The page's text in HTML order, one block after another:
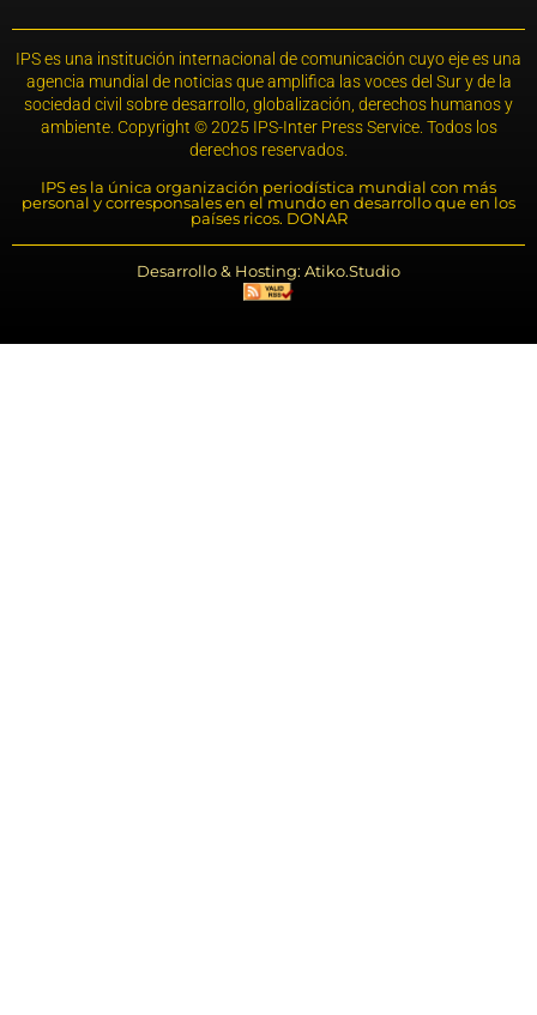
IPS es una institución internacional de comunicación cuyo eje es una
agencia mundial de noticias que amplifica las voces del Sur y de la
sociedad civil sobre desarrollo, globalización, derechos humanos y
ambiente. Copyright © 2025 IPS-Inter Press Service. Todos los
derechos reservados.
IPS es la única organización periodística mundial con más
personal y corresponsales en el mundo en desarrollo que en los
países ricos. DONAR
Desarrollo & Hosting: Atiko.Studio